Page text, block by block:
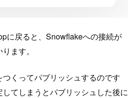
に戻ると、Snowflakeへの接続が
ます。
くってパブリッシュするのです
てしまうとパブリッシュした後に